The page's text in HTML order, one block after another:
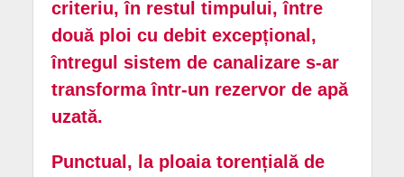
criteriu, în restul timpului, între
două ploi cu debit excepțional,
întregul sistem de canalizare s-ar
transforma într-un rezervor de apă
uzată.
Punctual, la ploaia torențială de